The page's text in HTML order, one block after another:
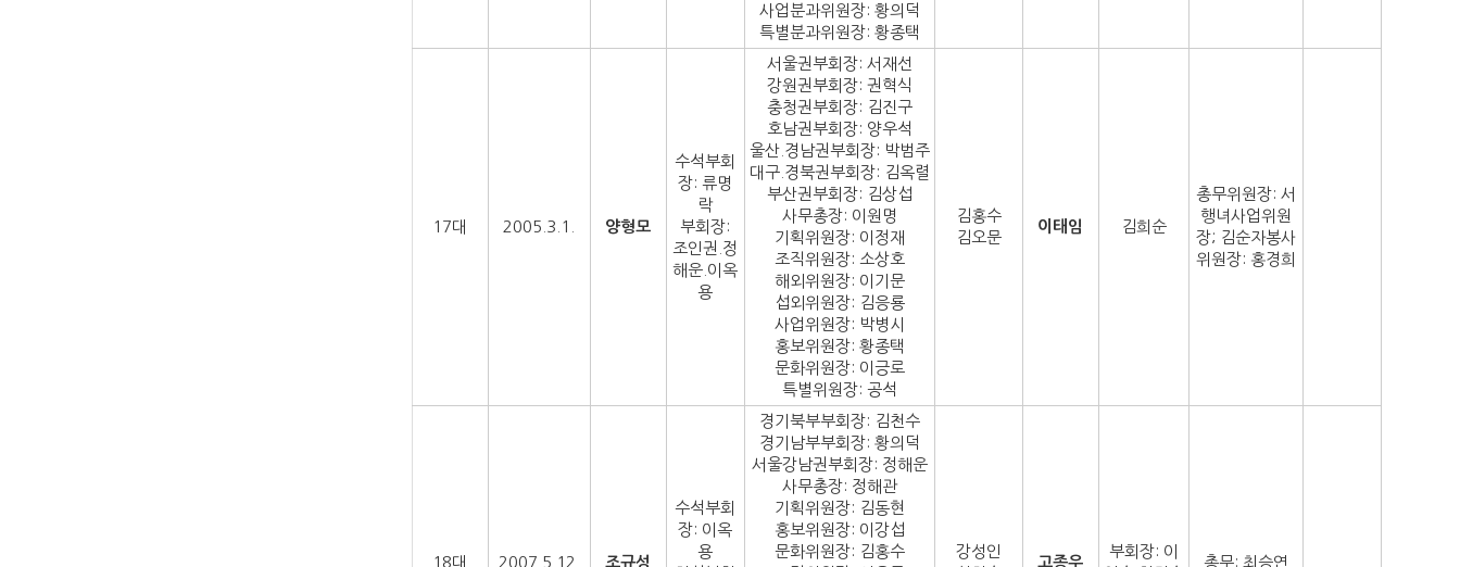
사업분과위원장: 황의덕
특별분과위원장: 황종택
17대 2005.3.1. 양형모
수석부회
장: 류명
락
부회장:
조인권.정
해운.이옥
용
서울권부회장: 서재선
강원권부회장: 권혁식
충청권부회장: 김진구
호남권부회장: 양우석
울산.경남권부회장: 박범주
대구.경북권부회장: 김옥렬
부산권부회장: 김상섭
사무총장: 이원명
기획위원장: 이정재
조직위원장: 소상호
해외위원장: 이기문
섭외위원장: 김응룡
사업위원장: 박병시
홍보위원장: 황종택
문화위원장: 이긍로
특별위원장: 공석
김홍수
김오문
이태임 김희순
총무위원장: 서
행녀사업위원
장; 김순자봉사
위원장: 홍경희
18대 2007.5.12. 조규성
수석부회
장: 이옥
용
경기북부부회장: 김천수
경기남부부회장: 황의덕
서울강남권부회장: 정해운
사무총장: 정해관
기획위원장: 김동현
홍보위원장: 이강섭
문화위원장: 김홍수
강성인
고종우
부회장: 이
총무: 최승연